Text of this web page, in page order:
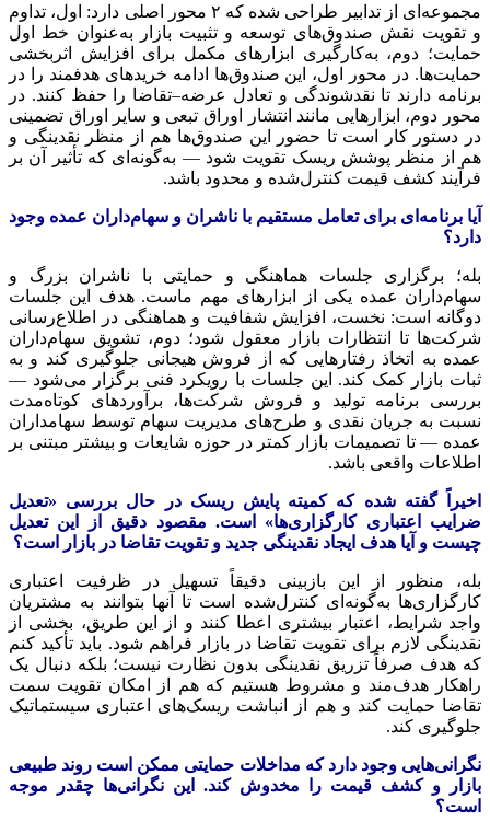
مجموعه‌ای از تدابیر طراحی شده که ۲ محور اصلی دارد: اول، تداوم
و تقویت نقش صندوق‌های توسعه و تثبیت بازار به‌عنوان خط اول
حمایت؛ دوم، به‌کارگیری ابزارهای مکمل برای افزایش اثربخشی
حمایت‌ها. در محور اول، این صندوق‌ها ادامه خریدهای هدفمند را در
برنامه دارند تا نقدشوندگی و تعادل عرضه–تقاضا را حفظ کنند. در
محور دوم، ابزارهایی مانند انتشار اوراق تبعی و سایر اوراق تضمینی
در دستور کار است تا حضور این صندوق‌ها هم از منظر نقدینگی و
هم از منظر پوشش ریسک تقویت شود — به‌گونه‌ای که تأثیر آن بر
فرآیند کشف قیمت کنترل‌شده و محدود باشد.
آیا برنامه‌ای برای تعامل مستقیم با ناشران و سهام‌داران عمده وجود
دارد؟
بله؛ برگزاری جلسات هماهنگی و حمایتی با ناشران بزرگ و
سهام‌داران عمده یکی از ابزارهای مهم ماست. هدف این جلسات
دوگانه است: نخست، افزایش شفافیت و هماهنگی در اطلاع‌رسانی
شرکت‌ها تا انتظارات بازار معقول شود؛ دوم، تشویق سهام‌داران
عمده به اتخاذ رفتارهایی که از فروش هیجانی جلوگیری کند و به
ثبات بازار کمک کند. این جلسات با رویکرد فنی برگزار می‌شود —
بررسی برنامه تولید و فروش شرکت‌ها، برآوردهای کوتاه‌مدت
نسبت به جریان نقدی و طرح‌های مدیریت سهام توسط سهامداران
عمده — تا تصمیمات بازار کمتر در حوزه شایعات و بیشتر مبتنی بر
اطلاعات واقعی باشد.
اخیراً گفته شده که کمیته پایش ریسک در حال بررسی «تعدیل
ضرایب اعتباری کارگزاری‌ها» است. مقصود دقیق از این تعدیل
چیست و آیا هدف ایجاد نقدینگی جدید و تقویت تقاضا در بازار است؟
بله، منظور از این بازبینی دقیقاً تسهیل در ظرفیت اعتباری
کارگزاری‌ها به‌گونه‌ای کنترل‌شده است تا آنها بتوانند به مشتریان
واجد شرایط، اعتبار بیشتری اعطا کنند و از این طریق، بخشی از
نقدینگی لازم برای تقویت تقاضا در بازار فراهم شود. باید تأکید کنم
که هدف صرفاً تزریق نقدینگی بدون نظارت نیست؛ بلکه دنبال یک
راهکار هدف‌مند و مشروط هستیم که هم از امکان تقویت سمت
تقاضا حمایت کند و هم از انباشت ریسک‌های اعتباری سیستماتیک
جلوگیری کند.
نگرانی‌هایی وجود دارد که مداخلات حمایتی ممکن است روند طبیعی
بازار و کشف قیمت را مخدوش کند. این نگرانی‌ها چقدر موجه
است؟